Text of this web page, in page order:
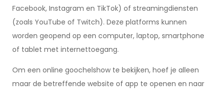
Facebook, Instagram en TikTok) of streamingdiensten
(zoals YouTube of Twitch). Deze platforms kunnen
worden geopend op een computer, laptop, smartphone
of tablet met internettoegang.
Om een online goochelshow te bekijken, hoef je alleen
maar de betreffende website of app te openen en naar